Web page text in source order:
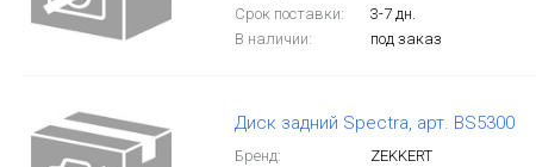
Срок поставки:
3-7 дн.
В наличии:
под заказ
Диск задний Spectra, арт. BS5300
Бренд:
ZEKKERT